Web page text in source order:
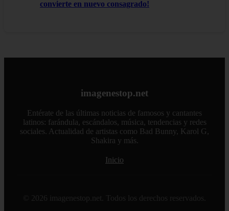
convierte en nuevo consagrado!
imagenestop.net
Entérate de las últimas noticias de famosos y cantantes
latinos: farándula, escándalos, música, tendencias y redes
sociales. Actualidad de artistas como Bad Bunny, Karol G,
Shakira y más.
Inicio
© 2026 imagenestop.net. Todos los derechos reservados.